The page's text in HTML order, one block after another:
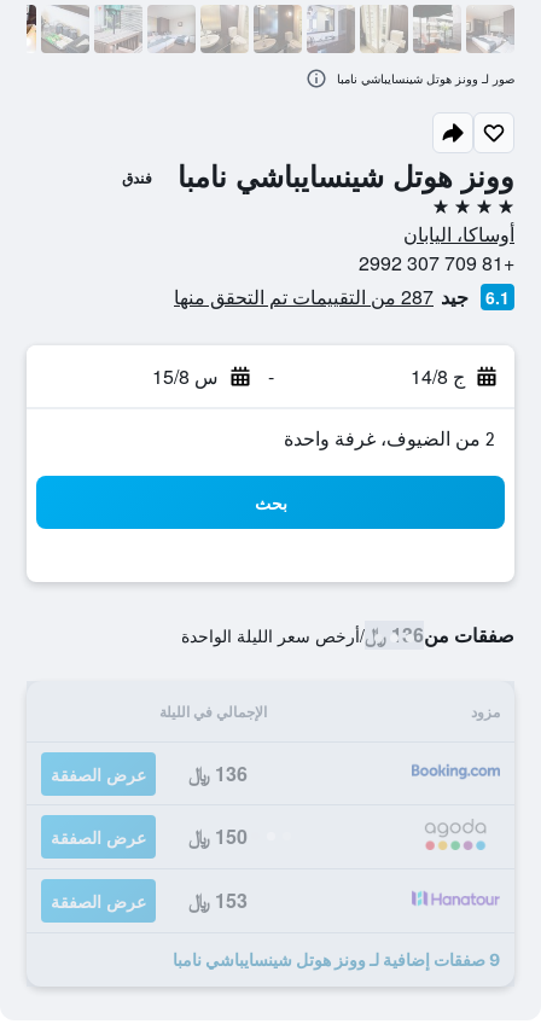
وونز هوتل شينسايباشي نامبا فندق
4 نجوم
أوساكا، اليابان
+81 709 307 2992
6.1 جيد 287 من التقييمات تم التحقق منها
ج 14/8 - س 15/8
2 من الضيوف، غرفة واحدة
بحث
صفقات من136 ﷼ /أرخص سعر الليلة الواحدة
مزود الإجمالي في الليلة
136 ﷼ عرض الصفقة
150 ﷼ عرض الصفقة
153 ﷼ عرض الصفقة
9 صفقات إضافية لـ وونز هوتل شينسايباشي نامبا
صور لـ وونز هوتل شينسايباشي نامبا